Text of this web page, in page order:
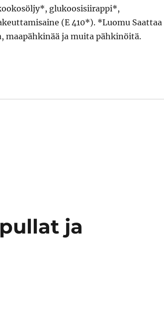
glukoosisiirappi*,
(E 410*). *Luomu Saattaa
maapähkinää ja muita pähkinöitä.
ja